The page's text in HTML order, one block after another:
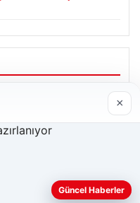
iyi anlayabilmek,
amacıyla çerezler
×
Güncel Haberler